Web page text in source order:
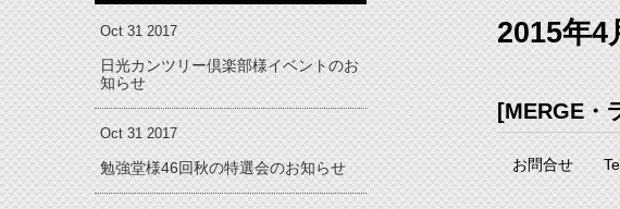
2015年
[MERGE・
お問合せ Tel
Oct 31 2017
日光カンツリー倶楽部様イベントのお
知らせ
Oct 31 2017
勉強堂様46回秋の特選会のお知らせ